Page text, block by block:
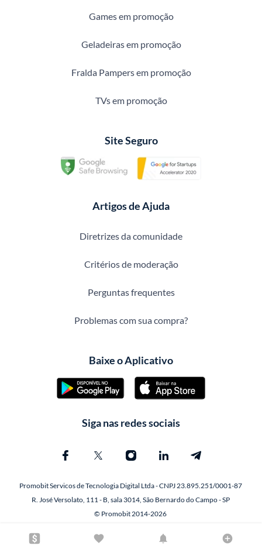
Games em promoção
Geladeiras em promoção
Fralda Pampers em promoção
TVs em promoção
Site Seguro
Artigos de Ajuda
Diretrizes da comunidade
Critérios de moderação
Perguntas frequentes
Problemas com sua compra?
Baixe o Aplicativo
Siga nas redes sociais
Promobit Servicos de Tecnologia Digital Ltda - CNPJ 23.895.251/0001-87
R. José Versolato, 111 - B, sala 3014, São Bernardo do Campo - SP
© Promobit 2014-2026